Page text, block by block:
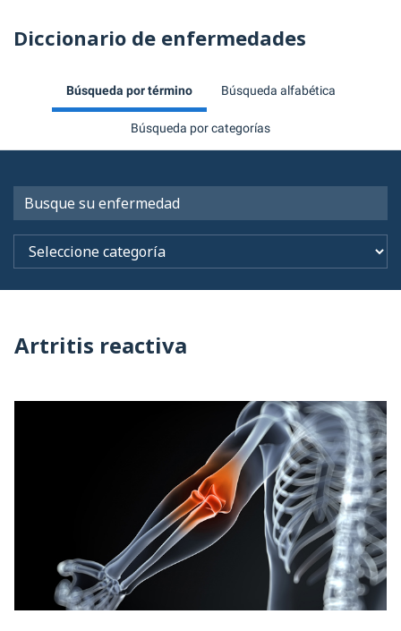
Diccionario de enfermedades
Búsqueda por término Búsqueda alfabética
Búsqueda por categorías
Artritis reactiva